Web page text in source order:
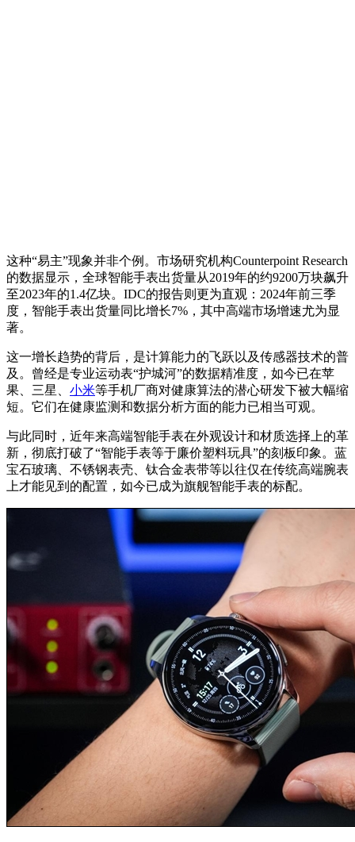
这种“易主”现象并非个例。市场研究机构Counterpoint Research
的数据显示，全球智能手表出货量从2019年的约9200万块飙升
至2023年的1.4亿块。IDC的报告则更为直观：2024年前三季
度，智能手表出货量同比增长7%，其中高端市场增速尤为显
著。
这一增长趋势的背后，是计算能力的飞跃以及传感器技术的普
及。曾经是专业运动表“护城河”的数据精准度，如今已在苹
果、三星、 小米等手机厂商对健康算法的潜心研发下被大幅缩
短。它们在健康监测和数据分析方面的能力已相当可观。
与此同时，近年来高端智能手表在外观设计和材质选择上的革
新，彻底打破了“智能手表等于廉价塑料玩具”的刻板印象。蓝
宝石玻璃、不锈钢表壳、钛合金表带等以往仅在传统高端腕表
上才能见到的配置，如今已成为旗舰智能手表的标配。